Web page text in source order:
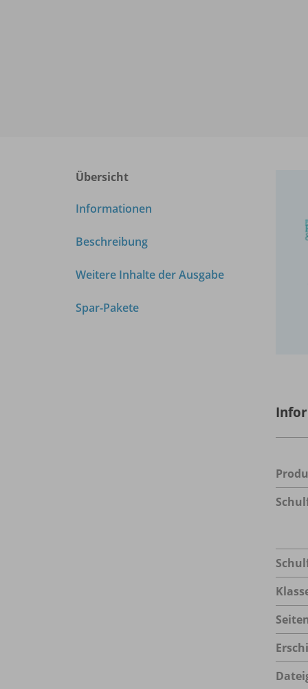
Übersicht
Informationen
Beschreibung
Weitere Inhalte der Ausgabe
Spar-Pakete